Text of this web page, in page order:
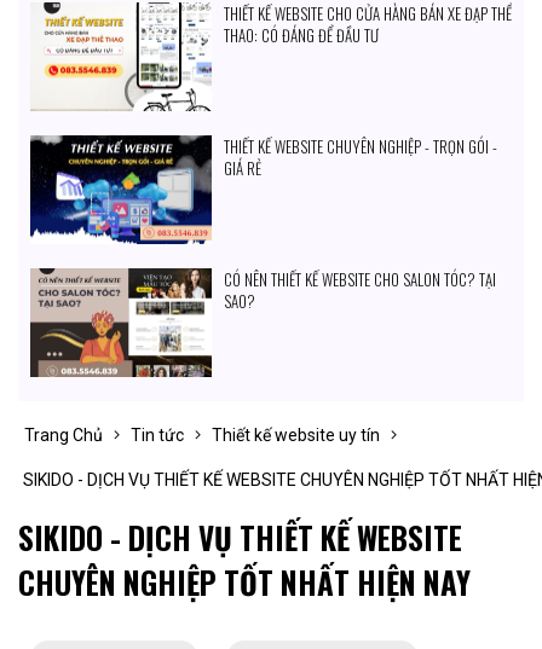
THIẾT KẾ WEBSITE CHO CỬA HÀNG BÁN XE ĐẠP THỂ
THAO: CÓ ĐÁNG ĐỂ ĐẦU TƯ
THIẾT KẾ WEBSITE CHUYÊN NGHIỆP - TRỌN GÓI -
GIÁ RẺ
CÓ NÊN THIẾT KẾ WEBSITE CHO SALON TÓC? TẠI
SAO?
Trang Chủ Tin tức Thiết kế website uy tín
SIKIDO - DỊCH VỤ THIẾT KẾ WEBSITE CHUYÊN NGHIỆP TỐT NHẤT
SIKIDO - DỊCH VỤ THIẾT KẾ WEBSITE
CHUYÊN NGHIỆP TỐT NHẤT HIỆN NAY